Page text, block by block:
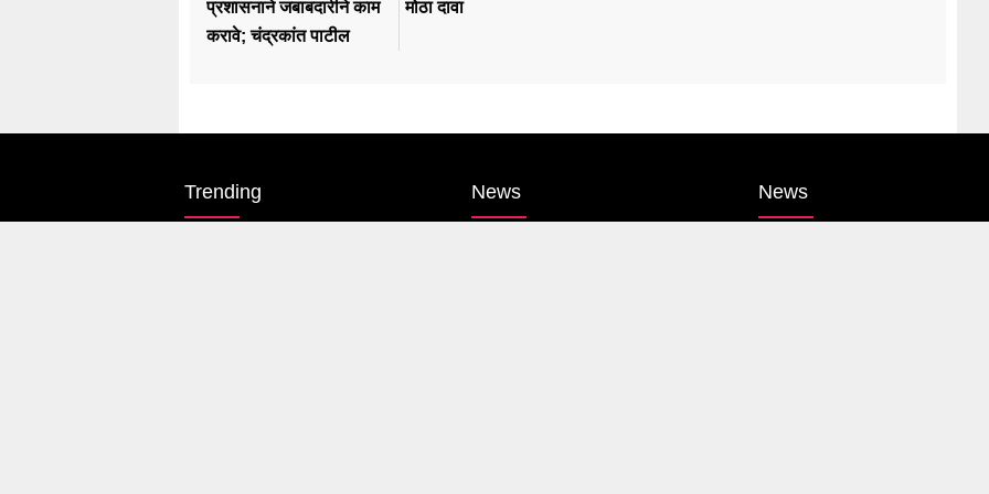
प्रशासनाने जबाबदारीने काम
करावे; चंद्रकांत पाटील
मोठा दावा
Trending News News